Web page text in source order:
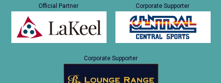
Official Partner Corporate Supporter
Corporate Supporter